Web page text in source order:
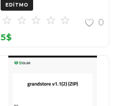
20240917T145511Z 001 (ZIP)
EDITMO
0
5$